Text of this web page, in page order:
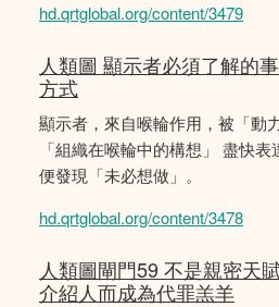
hd.qrtglobal.org/content/3479
人類圖 顯示者必須了解的
方式
顯示者，來自喉輪作用，被「動
「組織在喉輪中的構想」 盡快
便發現「未必想做」。
hd.qrtglobal.org/content/3478
人類圖閘門59 不是親密天
介紹人而成為代罪羔羊